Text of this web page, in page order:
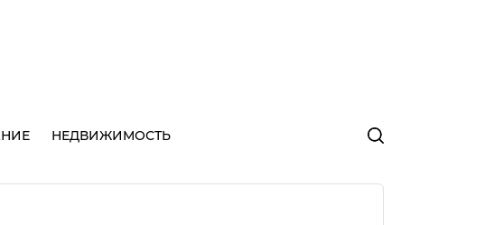
НЕДВИЖИМОСТЬ